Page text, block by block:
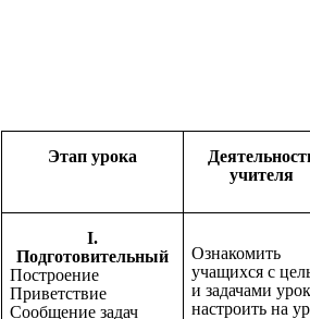
Этап урока
учителя
I.
Подготовительный
Построение
Приветствие
Сообщение задач
Ознакомить
учащихся с
и задачами
настроить на